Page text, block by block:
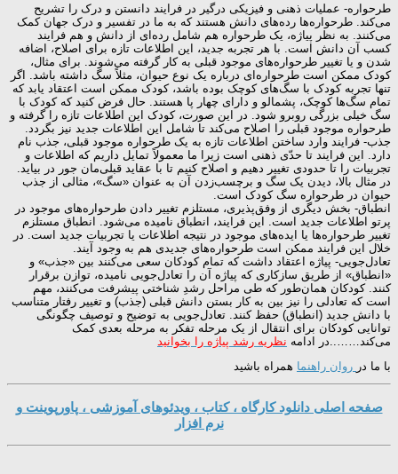
طرحواره- عملیات ذهنی و فیزیکی درگیر در فرایند دانستن و درک را تشریح
می‌کند. طرحواره‌ها رده‌های دانش هستند که به ما در تفسیر و درک جهان کمک
می‌کنند. به نظر پیاژه، یک طرحواره هم شامل رده‌ای از دانش و هم فرایند
کسب آن دانش است. با هر تجربه جدید، این اطلاعات تازه برای اصلاح، اضافه
شدن و یا تغییر طرحواره‌های موجود قبلی به کار گرفته می‌شوند. برای مثال،
کودک ممکن است طرحواره‌ای درباره یک نوع حیوان، مثلاً سگ داشته باشد. اگر
تنها تجربه کودک با سگ‌های کوچک بوده باشد، کودک ممکن است اعتقاد یابد که
تمام سگ‌ها کوچک، پشمالو و دارای چهار پا هستند. حال فرض کنید که کودک با
سگ خیلی بزرگی روبرو شود. در این صورت، کودک این اطلاعات تازه را گرفته و
طرحواره موجود قبلی را اصلاح می‌کند تا شامل این اطلاعات جدید نیز بگردد.
جذب- فرایند وارد ساختن اطلاعات تازه به یک طرحواره موجود قبلی، جذب نام
دارد. این فرایند تا حدّی ذهنی است زیرا ما معمولاً تمایل داریم که اطلاعات و
تجربیات را تا حدودی تغییر دهیم و اصلاح کنیم تا با عقاید قبلی‌مان جور در بیاید.
در مثال بالا، دیدن یک سگ و برچسب‌زدن آن به عنوان «سگ»، مثالی از جذب
حیوان در طرحواره سگ کودک است.
انطباق- بخش دیگری از وفق‌پذیری، مستلزم تغییر دادن طرحواره‌های موجود در
پرتو اطلاعات جدید است. این فرایند، انطباق نامیده می‌شود. انطباق مستلزم
تغییر طرحواره‌ها یا ایده‌های موجود در نتیجه اطلاعات یا تجربیات جدید است. در
خلال این فرایند ممکن است طرحواره‌های جدیدی هم به وجود آیند.
تعادل‌جویی- پیاژه اعتقاد داشت که تمام کودکان سعی می‌کنند بین «جذب» و
«انطباق» از طریق سازکاری که پیاژه آن را تعادل‌جویی نامیده، توازن برقرار
کنند. کودکان همان‌طور که طی مراحل رشدِ شناختی پیشرفت می‌کنند، مهم
است که تعادلی را نیز بین به کار بستن دانش قبلی (جذب) و تغییر رفتار متناسب
با دانش جدید (انطباق) حفظ کنند. تعادل‌جویی به توضیح و توصیف چگونگی
توانایی کودکان برای انتقال از یک مرحله تفکر به مرحله بعدی کمک
می‌کند……..در ادامه نظریه رشد پیاژه را بخوانید
با ما در روان راهنما همراه باشید
صفحه اصلی دانلود کارگاه ، کتاب ، ویدئوهای آموزشی ، پاورپوینت و
نرم افزار